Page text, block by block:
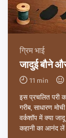
ग्रिम भाई
जादुई बौने
11 min
इस प्रचलित परी
गरीब, साधारण
वर्कशॉप में क्या
कहानी का आनंद